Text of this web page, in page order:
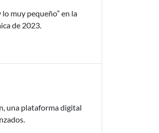
muy pequeño” en la
de 2023.
una plataforma digital